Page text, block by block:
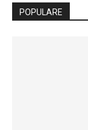
POPULARE